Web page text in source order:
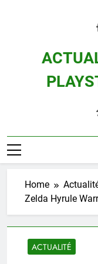
Zelda,
Home
Zelda Hyrule
ACTUALITÉ